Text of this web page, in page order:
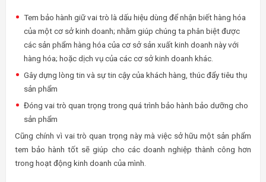
Tem bảo hành giữ vai trò là dấu hiệu dùng để nhận biết hàng hóa
của một cơ sở kinh doanh; nhằm giúp chúng ta phân biệt được
các sản phẩm hàng hóa của cơ sở sản xuất kinh doanh này với
hàng hóa; hoặc dịch vụ của các cơ sở kinh doanh khác.
Gây dựng lòng tin và sự tin cậy của khách hàng, thúc đẩy tiêu thụ
sản phẩm
Đóng vai trò quan trọng trong quá trình bảo hành bảo dưỡng cho
sản phẩm
Cũng chính vì vai trò quan trọng này mà việc sở hữu một sản phẩm
tem bảo hành tốt sẽ giúp cho các doanh nghiệp thành công hơn
trong hoạt động kinh doanh của mình.